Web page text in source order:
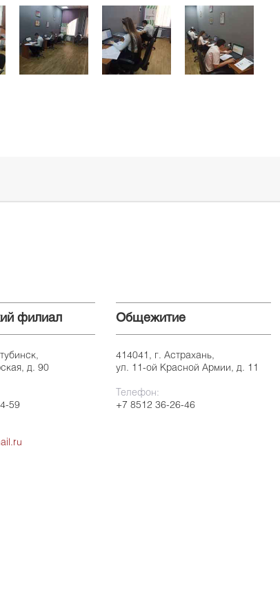
филиал
д. 90
59
Общежитие
414041, г. Астрахань,
ул. 11-ой Красной Армии, д. 11
Телефон:
+7 8512 36-26-46